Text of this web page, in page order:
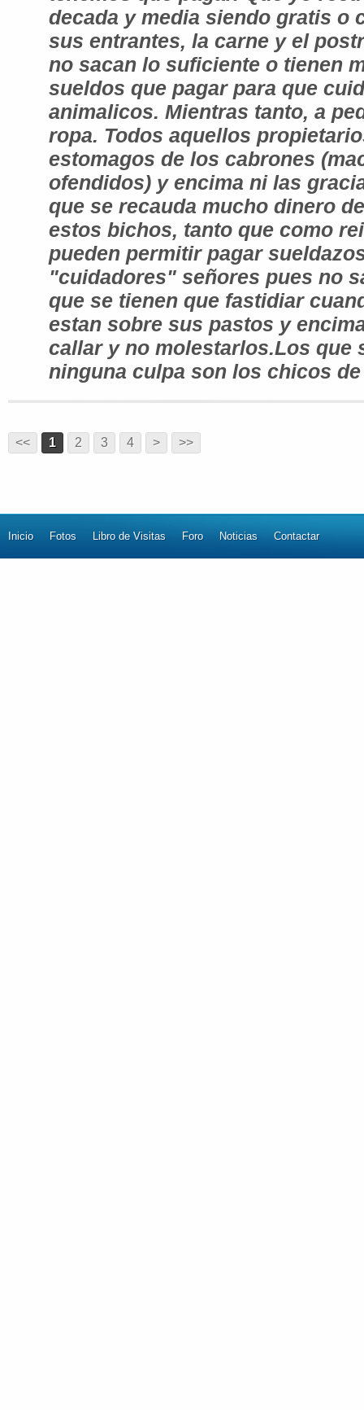
decada y media siendo gratis o
sus entrantes, la carne y el
no sacan lo suficiente o tienen
sueldos que pagar para que
animalicos. Mientras tanto, a
ropa. Todos aquellos
estomagos de los cabrones
ofendidos) y encima ni las
que se recauda mucho dinero
estos bichos, tanto que como
pueden permitir pagar
"cuidadores" señores pues no
que se tienen que fastidiar
estan sobre sus pastos y
callar y no molestarlos.Los que
ninguna culpa son los chicos
<< 1 2 3 4 > >>
Inicio Fotos Libro de Visitas Foro Noticias Contactar